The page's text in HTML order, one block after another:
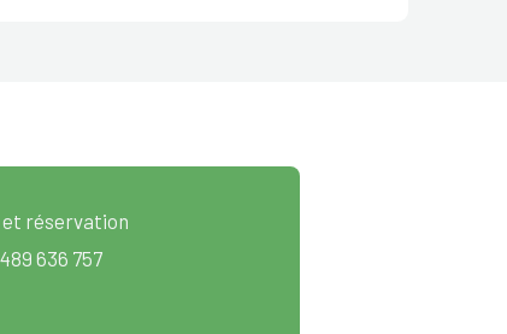
et réservation
636 757